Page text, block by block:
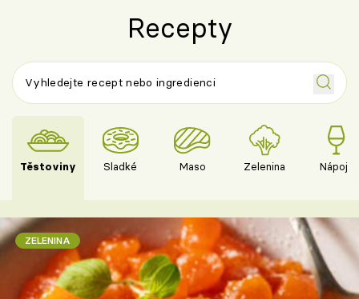
Recepty
Těstoviny Sladké Maso Zelenina Nápoje
ZELENINA